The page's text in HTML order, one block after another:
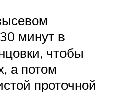
минут в
чтобы
а потом
проточной